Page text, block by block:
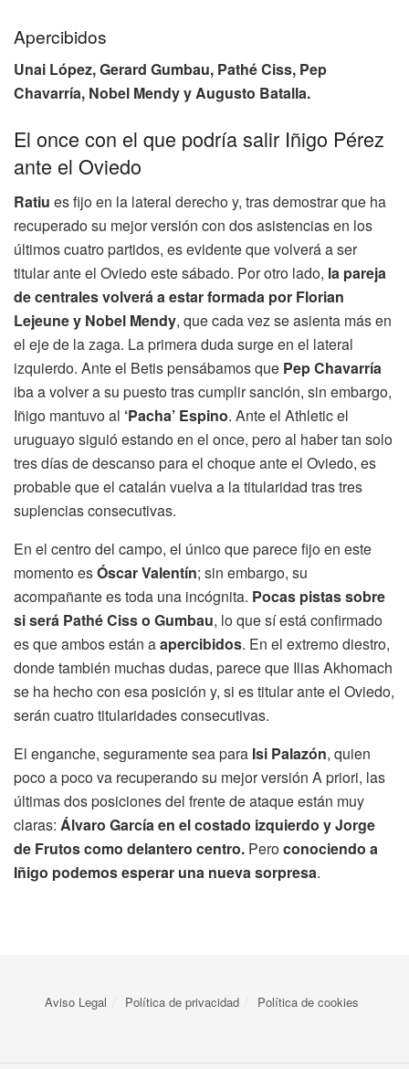
Apercibidos
Unai López, Gerard Gumbau, Pathé Ciss, Pep
Chavarría, Nobel Mendy y Augusto Batalla.
El once con el que podría salir Iñigo Pérez
ante el Oviedo
Ratiu es fijo en la lateral derecho y, tras demostrar que ha
recuperado su mejor versión con dos asistencias en los
últimos cuatro partidos, es evidente que volverá a ser
titular ante el Oviedo este sábado. Por otro lado, la pareja
de centrales volverá a estar formada por Florian
Lejeune y Nobel Mendy, que cada vez se asienta más en
el eje de la zaga. La primera duda surge en el lateral
izquierdo. Ante el Betis pensábamos que Pep Chavarría
iba a volver a su puesto tras cumplir sanción, sin embargo,
Iñigo mantuvo al ‘Pacha’ Espino. Ante el Athletic el
uruguayo siguió estando en el once, pero al haber tan solo
tres días de descanso para el choque ante el Oviedo, es
probable que el catalán vuelva a la titularidad tras tres
suplencias consecutivas.
En el centro del campo, el único que parece fijo en este
momento esÓscar Valentín; sin embargo, su
acompañante es toda una incógnita. Pocas pistas sobre
si será Pathé Ciss o Gumbau, lo que sí está confirmado
es que ambos están aapercibidos. En el extremo diestro,
donde también muchas dudas, parece que Ilias Akhomach
se ha hecho con esa posición y, si es titular ante el Oviedo,
serán cuatro titularidades consecutivas.
El enganche, seguramente sea para Isi Palazón, quien
poco a poco va recuperando su mejor versión A priori, las
últimas dos posiciones del frente de ataque están muy
claras: Álvaro García en el costado izquierdo y Jorge
de Frutos como delantero centro. Peroconociendo a
Iñigo podemos esperar una nueva sorpresa.
Aviso Legal Política de privacidad Política de cookies